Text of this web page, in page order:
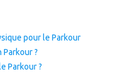
pour le Parkour
?
Parkour ?